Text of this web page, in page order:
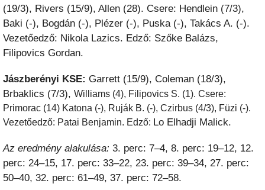
(19/3), Rivers (15/9), Allen (28). Csere: Hendlein (7/3),
Baki (-), Bogdán (-), Plézer (-), Puska (-), Takács A. (-).
Vezetőedző: Nikola Lazics. Edző: Szőke Balázs,
Filipovics Gordan.
Jászberényi KSE: Garrett (15/9), Coleman (18/3),
Brbaklics (7/3), Williams (4), Filipovics S. (1). Csere:
Primorac (14) Katona (-), Ruják B. (-), Czirbus (4/3), Füzi (-).
Vezetőedző: Patai Benjamin. Edző: Lo Elhadji Malick.
Az eredmény alakulása: 3. perc: 7–4, 8. perc: 19–12, 12.
perc: 24–15, 17. perc: 33–22, 23. perc: 39–34, 27. perc:
50–40, 32. perc: 61–49, 37. perc: 72–58.